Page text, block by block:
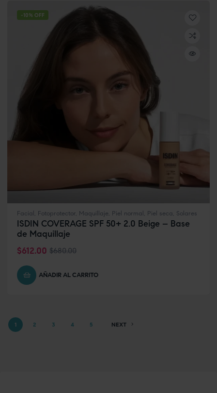
-10% OFF
Facial , Fotoprotector, Maquillaje, Piel normal , Piel seca, Solares
ISDIN COVERAGE SPF 50+ 2.0 Beige – Base
de Maquillaje
$680.00
$612.00
AÑADIR AL CARRITO
1 2 3 4 5 NEXT